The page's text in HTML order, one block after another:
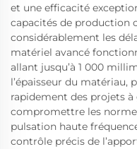
et une efficacité
capacités de production
considérablement les
matériel avancé
allant jusqu’à 1 000
l’épaisseur du matériau,
rapidement des projets à
compromettre les
pulsation haute
contrôle précis de